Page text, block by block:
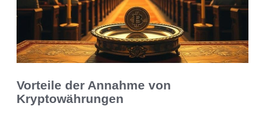
Vorteile der Annahme von
Kryptowährungen